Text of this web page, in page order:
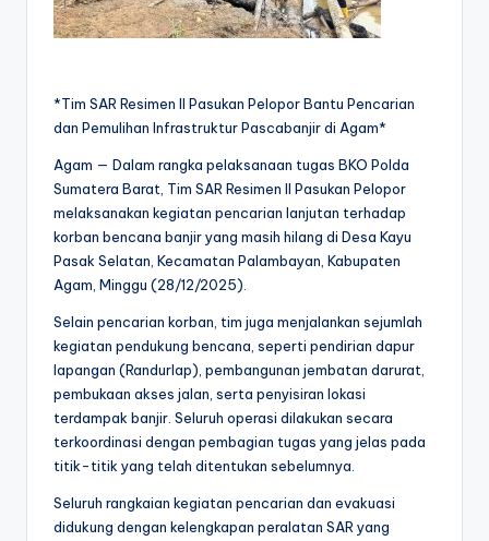
*Tim SAR Resimen II Pasukan Pelopor Bantu Pencarian
dan Pemulihan Infrastruktur Pascabanjir di Agam*
Agam — Dalam rangka pelaksanaan tugas BKO Polda
Sumatera Barat, Tim SAR Resimen II Pasukan Pelopor
melaksanakan kegiatan pencarian lanjutan terhadap
korban bencana banjir yang masih hilang di Desa Kayu
Pasak Selatan, Kecamatan Palambayan, Kabupaten
Agam, Minggu (28/12/2025).
Selain pencarian korban, tim juga menjalankan sejumlah
kegiatan pendukung bencana, seperti pendirian dapur
lapangan (Randurlap), pembangunan jembatan darurat,
pembukaan akses jalan, serta penyisiran lokasi
terdampak banjir. Seluruh operasi dilakukan secara
terkoordinasi dengan pembagian tugas yang jelas pada
titik-titik yang telah ditentukan sebelumnya.
Seluruh rangkaian kegiatan pencarian dan evakuasi
didukung dengan kelengkapan peralatan SAR yang